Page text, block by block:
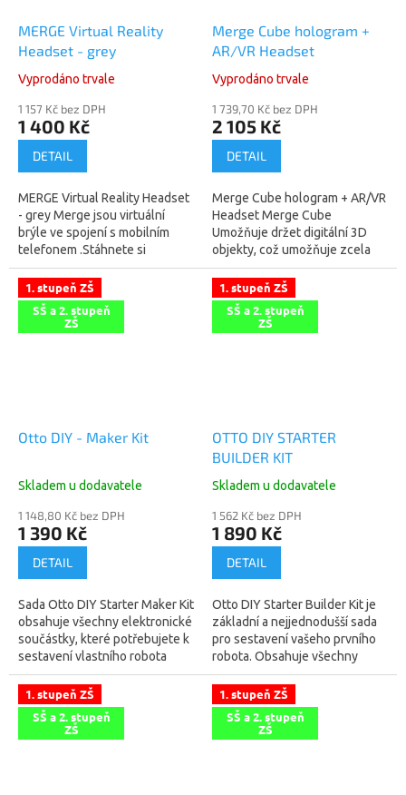
MERGE Virtual Reality
Headset - grey
Vyprodáno trvale
1 157 Kč bez DPH
1 400 Kč
DETAIL
MERGE Virtual Reality Headset
- grey Merge jsou virtuální
brýle ve spojení s mobilním
telefonem .Stáhnete si
aplikační SW Merge EDU (pro
Android i Apple) a nastavíte si
a...
Merge Cube hologram +
AR/VR Headset
Vyprodáno trvale
1 739,70 Kč bez DPH
2 105 Kč
DETAIL
Merge Cube hologram + AR/VR
Headset Merge Cube
Umožňuje držet digitální 3D
objekty, což umožňuje zcela
nový způsob učení a interakce
s digitálním světem.Nyní
mohou studenti...
1. stupeň ZŠ
SŠ a 2. stupeň
ZŠ
Otto DIY - Maker Kit
Skladem u dodavatele
1 148,80 Kč bez DPH
1 390 Kč
DETAIL
Sada Otto DIY Starter Maker Kit
obsahuje všechny elektronické
součástky, které potřebujete k
sestavení vlastního robota
Otto DIY. Plastové díly stačí
vytisknout na 3D...
1. stupeň ZŠ
SŠ a 2. stupeň
ZŠ
OTTO DIY STARTER
BUILDER KIT
Skladem u dodavatele
1 562 Kč bez DPH
1 890 Kč
DETAIL
Otto DIY Starter Builder Kit je
základní a nejjednodušší sada
pro sestavení vašeho prvního
robota. Obsahuje všechny
elektronické součástky (stejně
jako Otto DIY Starter Maker...
1. stupeň ZŠ
SŠ a 2. stupeň
ZŠ
1. stupeň ZŠ
SŠ a 2. stupeň
ZŠ